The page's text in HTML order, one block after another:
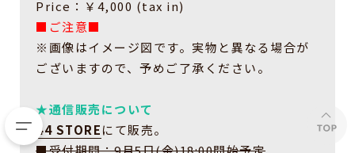
Price：￥4,000 (tax in)
■ご注意■
※画像はイメージ図です。実物と異なる場合が
ございますので、予めご了承ください。
★通信販売について
44 STOREにて販売。